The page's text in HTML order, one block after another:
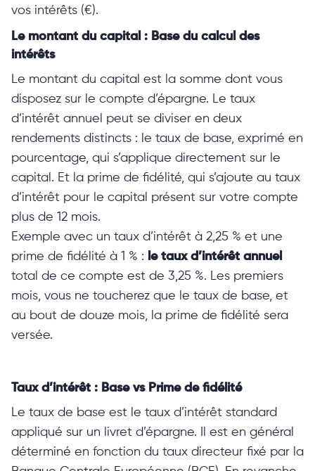
vos intérêts (€).
Le montant du capital : Base du calcul des
intérêts
Le montant du capital est la somme dont vous
disposez sur le compte d’épargne. Le taux
d’intérêt annuel peut se diviser en deux
rendements distincts : le taux de base, exprimé en
pourcentage, qui s’applique directement sur le
capital. Et la prime de fidélité, qui s’ajoute au taux
d’intérêt pour le capital présent sur votre compte
plus de 12 mois.
Exemple avec un taux d’intérêt à 2,25 % et une
prime de fidélité à 1 % : le taux d’intérêt annuel
total de ce compte est de 3,25 %. Les premiers
mois, vous ne toucherez que le taux de base, et
au bout de douze mois, la prime de fidélité sera
versée.
Taux d’intérêt : Base vs Prime de fidélité
Le taux de base est le taux d’intérêt standard
appliqué sur un livret d’épargne. Il est en général
déterminé en fonction du taux directeur fixé par la